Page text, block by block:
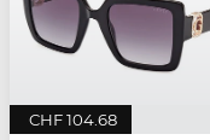
CHF 104.68